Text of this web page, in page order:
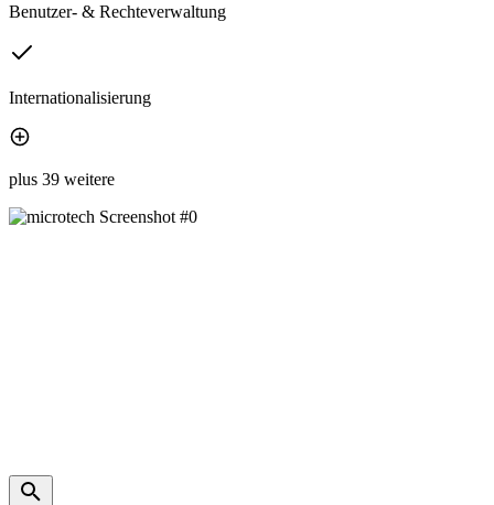
Benutzer- & Rechteverwaltung
Internationalisierung
plus 39 weitere